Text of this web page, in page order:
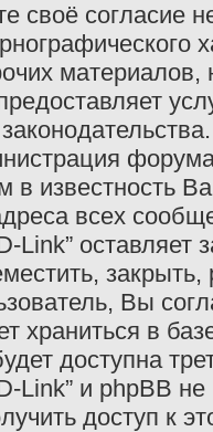
своё согласие
в известность
всех
Link”
Вы
храниться в
доступна
Link” и phpBB
доступ к